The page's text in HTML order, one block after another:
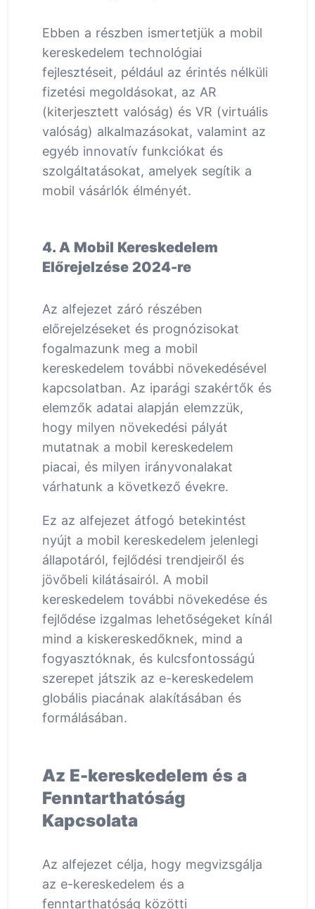
Ebben a részben ismertetjük a mobil
kereskedelem technológiai
fejlesztéseit, például az érintés nélküli
fizetési megoldásokat, az AR
(kiterjesztett valóság) és VR (virtuális
valóság) alkalmazásokat, valamint az
egyéb innovatív funkciókat és
szolgáltatásokat, amelyek segítik a
mobil vásárlók élményét.
4. A Mobil Kereskedelem
Előrejelzése 2024-re
Az alfejezet záró részében
előrejelzéseket és prognózisokat
fogalmazunk meg a mobil
kereskedelem további növekedésével
kapcsolatban. Az iparági szakértők és
elemzők adatai alapján elemzzük,
hogy milyen növekedési pályát
mutatnak a mobil kereskedelem
piacai, és milyen irányvonalakat
várhatunk a következő évekre.
Ez az alfejezet átfogó betekintést
nyújt a mobil kereskedelem jelenlegi
állapotáról, fejlődési trendjeiről és
jövőbeli kilátásairól. A mobil
kereskedelem további növekedése és
fejlődése izgalmas lehetőségeket kínál
mind a kiskereskedőknek, mind a
fogyasztóknak, és kulcsfontosságú
szerepet játszik az e-kereskedelem
globális piacának alakításában és
formálásában.
Az E-kereskedelem és a
Fenntarthatóság
Kapcsolata
Az alfejezet célja, hogy megvizsgálja
az e-kereskedelem és a
fenntarthatóság közötti